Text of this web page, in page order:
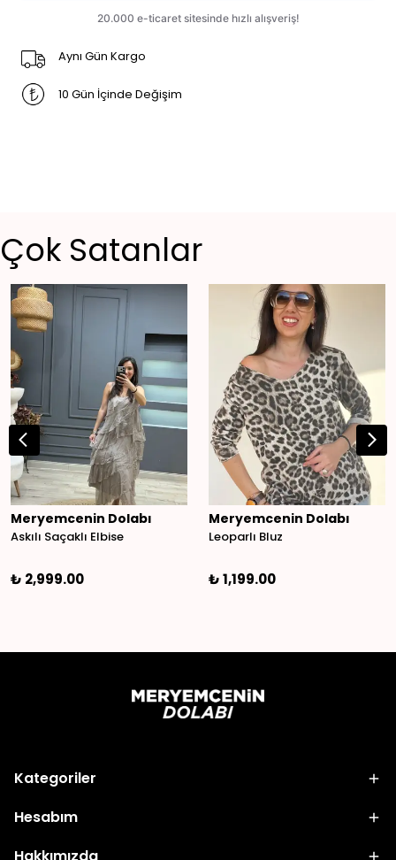
Aynı Gün Kargo
10 Gün İçinde Değişim
Çok Satanlar
Meryemcenin Dolabı
Askılı Saçaklı Elbise
₺ 2,999.00
Meryemcenin Dolabı
Leoparlı Bluz
₺ 1,199.00
Kategoriler
Hesabım